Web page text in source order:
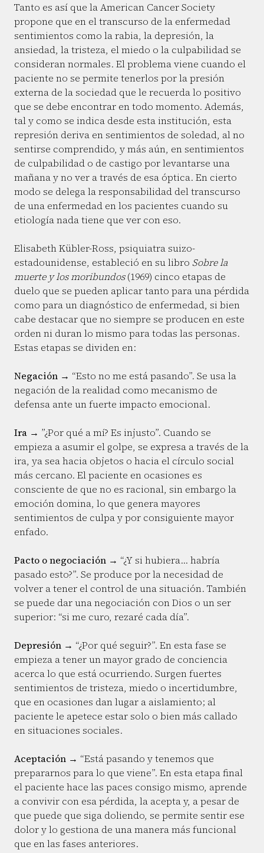
Tanto es así que la American Cancer Society
propone que en el transcurso de la enfermedad
sentimientos como la rabia, la depresión, la
ansiedad, la tristeza, el miedo o la culpabilidad se
consideran normales. El problema viene cuando el
paciente no se permite tenerlos por la presión
externa de la sociedad que le recuerda lo positivo
que se debe encontrar en todo momento. Además,
tal y como se indica desde esta institución, esta
represión deriva en sentimientos de soledad, al no
sentirse comprendido, y más aún, en sentimientos
de culpabilidad o de castigo por levantarse una
mañana y no ver a través de esa óptica. En cierto
modo se delega la responsabilidad del transcurso
de una enfermedad en los pacientes cuando su
etiología nada tiene que ver con eso.
Elisabeth Kübler-Ross, psiquiatra suizo-
estadounidense, estableció en su libro Sobre la
muerte y los moribundos(1969) cinco etapas de
duelo que se pueden aplicar tanto para una pérdida
como para un diagnóstico de enfermedad, si bien
cabe destacar que no siempre se producen en este
orden ni duran lo mismo para todas las personas.
Estas etapas se dividen en:
Negación → “Esto no me está pasando”. Se usa la
negación de la realidad como mecanismo de
defensa ante un fuerte impacto emocional.
Ira → ”¿Por qué a mí? Es injusto”. Cuando se
empieza a asumir el golpe, se expresa a través de la
ira, ya sea hacia objetos o hacia el círculo social
más cercano. El paciente en ocasiones es
consciente de que no es racional, sin embargo la
emoción domina, lo que genera mayores
sentimientos de culpa y por consiguiente mayor
enfado.
Pacto o negociación → “¿Y si hubiera… habría
pasado esto?”. Se produce por la necesidad de
volver a tener el control de una situación. También
se puede dar una negociación con Dios o un ser
superior: “si me curo, rezaré cada día”.
Depresión → “¿Por qué seguir?”. En esta fase se
empieza a tener un mayor grado de conciencia
acerca lo que está ocurriendo. Surgen fuertes
sentimientos de tristeza, miedo o incertidumbre,
que en ocasiones dan lugar a aislamiento; al
paciente le apetece estar solo o bien más callado
en situaciones sociales.
Aceptación → “Está pasando y tenemos que
prepararnos para lo que viene”. En esta etapa final
el paciente hace las paces consigo mismo, aprende
a convivir con esa pérdida, la acepta y, a pesar de
que puede que siga doliendo, se permite sentir ese
dolor y lo gestiona de una manera más funcional
que en las fases anteriores.